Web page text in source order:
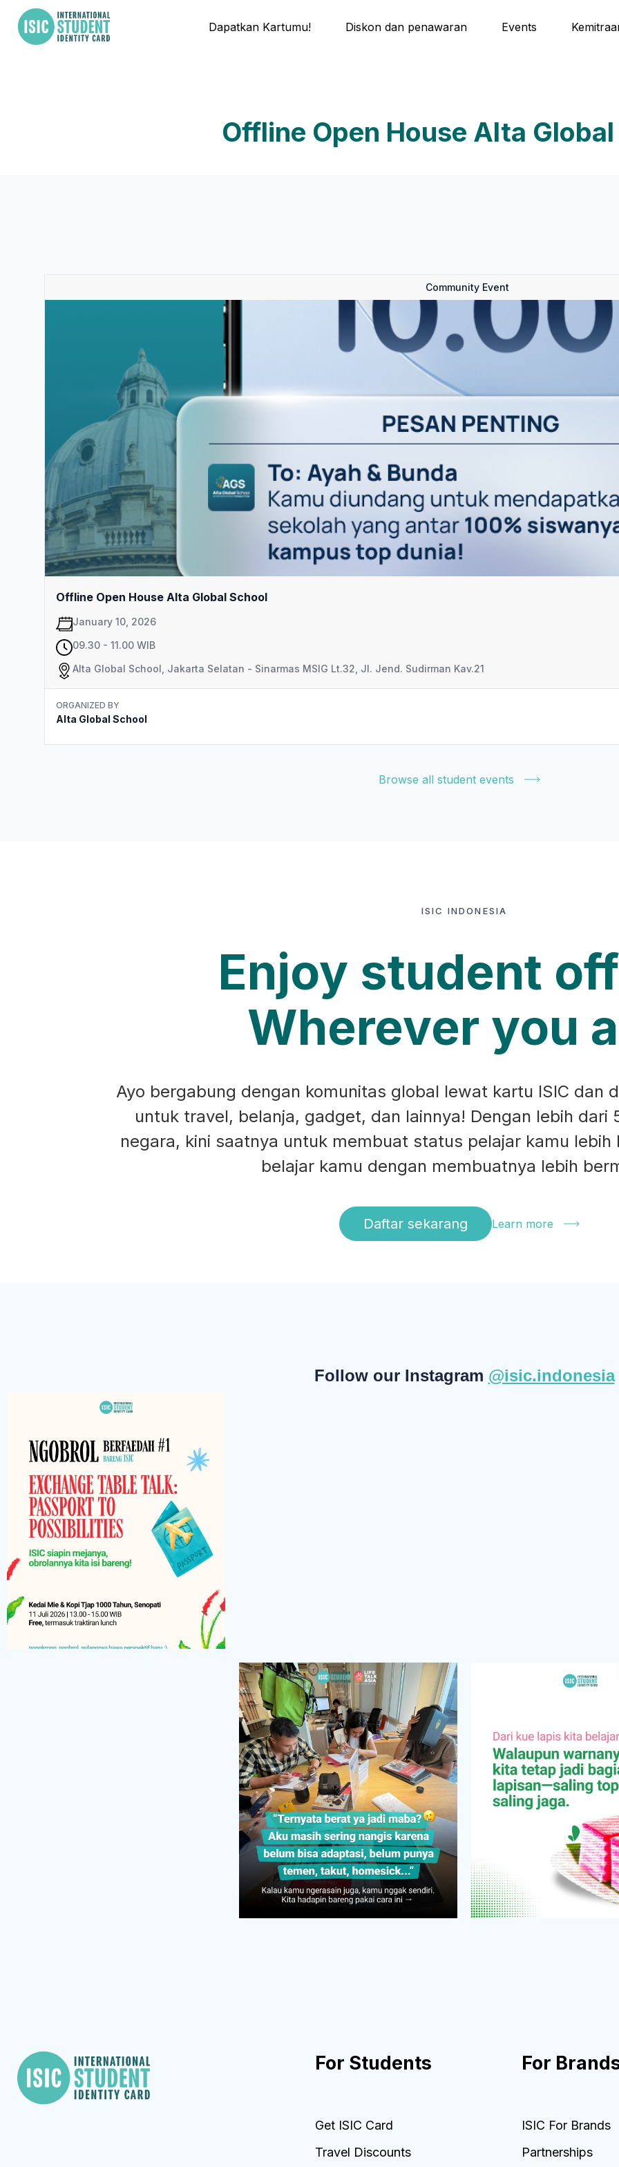
Dapatkan Kartumu! Diskon dan penawaran Events
Offline Open House Alta
Community Event
Offline Open House Alta Global School
January 10, 2026
09.30 - 11.00 WIB
Alta Global School, Jakarta Selatan - Sinarmas MSIG Lt.32, Jl. Jend. Sudirman Kav.21
ORGANIZED BY
Alta Global School
Browse all student events
ISIC INDONESIA
Enjoy student
Wherever you
Ayo bergabung dengan komunitas global lewat kartu ISIC dan
untuk travel, belanja, gadget, dan lainnya! Dengan lebih dari
negara, kini saatnya untuk membuat status pelajar kamu lebih
belajar kamu dengan membuatnya lebih
Daftar sekarang Learn more
Follow our Instagram @isic.indonesia
For Students
Get ISIC Card
Travel Discounts
For
ISIC For Brands
Partnerships